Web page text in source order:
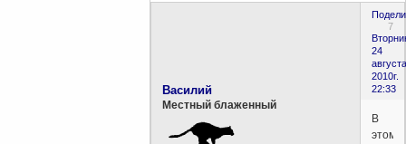
7
24
2010г.
22:33
Василий
Местный блаженный
В
этом